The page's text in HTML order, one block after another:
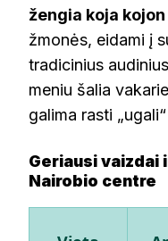
žengia koja
žmonės, eidami į
tradicinius
meniu šalia
galima rasti
Geriausi vaizdai
Nairobio centre